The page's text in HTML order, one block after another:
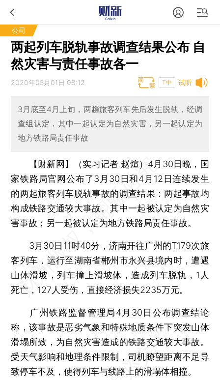
公司
两起列车脱轨事故调查结果公布 自
然灾害与责任事故各一
试听
2020年05月01日 08:12 T中
3月底至4月上旬，两趟旅客列车先后发生脱轨，经调
查组认定，其中一起认定为自然灾害，另一起认定为
地方铁路局责任事故
【财新网】（实习记者 赵煊） 4月30日晚，国
家铁路局官网公布了3月30日和4月12日连续发生
的两起旅客列车脱轨事故的调查结果：两起事故均
构成铁路交通较大事故。其中一起被认定为自然灾
害事故；另一起被认定为地方铁路局责任事故。
3月30日11时40分，济南开往广州的T179次旅
客列车，运行至湖南省郴州市永兴县境内时，遭遇
山体滑坡，列车撞上滑坡体，造成列车脱轨，1人
死亡，127人受伤，直接经济损失2235万元。
广州铁路监督管理局4月30日公布调查结论
称，该事故是恶劣气象和特殊地质条件下突发山体
滑塌所致，为自然灾害造成的铁路交通较大事故。
受天气影响和地理条件限制，司机瞭望距离不足导
致停车不及，使得列车与线路上的滑塌体相撞。